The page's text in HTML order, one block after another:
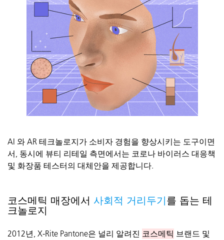
AI 와 AR 테크놀로지가 소비자 경험을 향상시키는 도구이면
서, 동시에 뷰티 리테일 측면에서는 코로나 바이러스 대응책
및 화장품 테스터의 대체안을 제공합니다.
코스메틱 매장에서 사회적 거리두기를 돕는 테
크놀로지
2012년, X-Rite Pantone은 널리 알려진 코스메틱 브랜드 및